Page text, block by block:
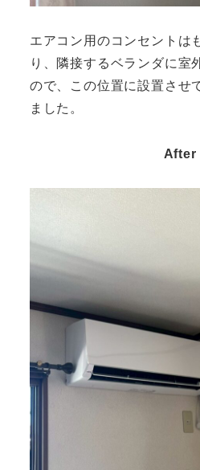
エアコン用のコンセントは
り、隣接するベランダに室
ので、この位置に設置させ
ました。
After